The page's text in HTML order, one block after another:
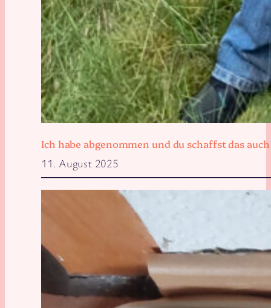
Ich habe abgenommen und du schaffst das auch
11. August 2025